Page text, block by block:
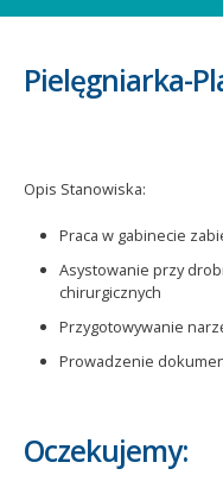
Pielęgniarka-
Opis Stanowiska:
Praca w gabinecie
Asystowanie przy
chirurgicznych
Przygotowywanie
Prowadzenie
Oczekujemy: